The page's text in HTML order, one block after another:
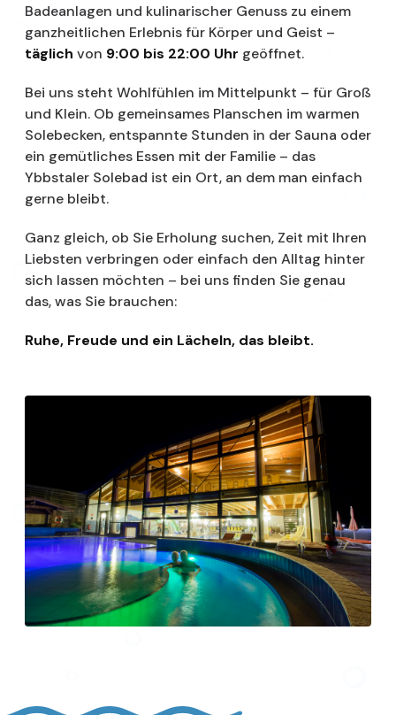
Badeanlagen und kulinarischer Genuss zu einem
ganzheitlichen Erlebnis für Körper und Geist –
täglich von 9:00 bis 22:00 Uhr geöffnet.
Bei uns steht Wohlfühlen im Mittelpunkt – für Groß
und Klein. Ob gemeinsames Planschen im warmen
Solebecken, entspannte Stunden in der Sauna oder
ein gemütliches Essen mit der Familie – das
Ybbstaler Solebad ist ein Ort, an dem man einfach
gerne bleibt.
Ganz gleich, ob Sie Erholung suchen, Zeit mit Ihren
Liebsten verbringen oder einfach den Alltag hinter
sich lassen möchten – bei uns finden Sie genau
das, was Sie brauchen:
Ruhe, Freude und ein Lächeln, das bleibt.